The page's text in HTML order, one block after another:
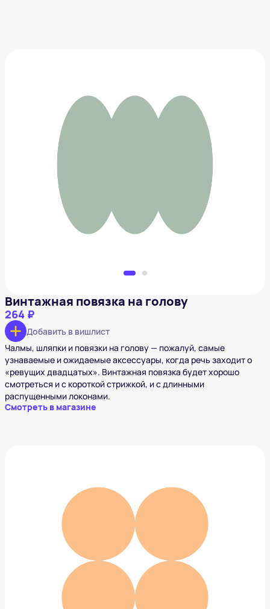
Винтажная повязка на голову
264 ₽
Добавить в вишлист
Чалмы, шляпки и повязки на голову — пожалуй, самые
узнаваемые и ожидаемые аксессуары, когда речь заходит о
«ревущих двадцатых». Винтажная повязка будет хорошо
смотреться и с короткой стрижкой, и с длинными
распущенными локонами.
Смотреть в магазине
Бусы из жемчуга
22 809 ₽
Добавить в вишлист